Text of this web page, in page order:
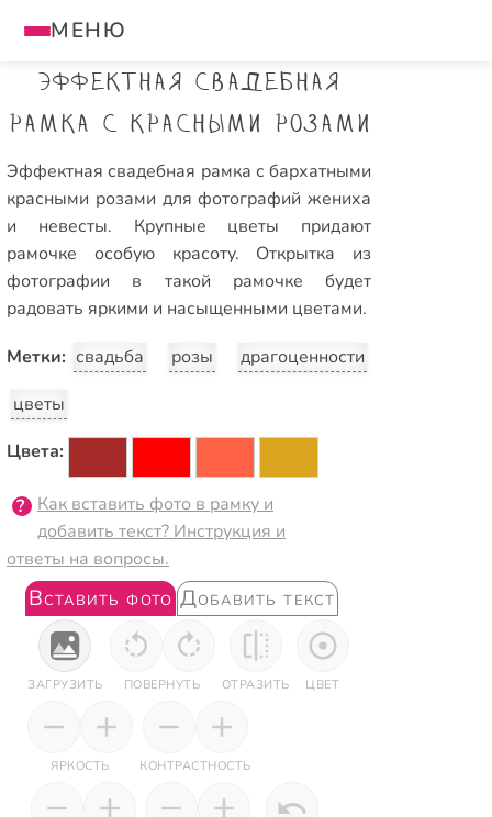
МЕНЮ
Эффектная свадебная
рамка с красными розами
Эффектная свадебная рамка с бархатными
красными розами для фотографий жениха
и невесты. Крупные цветы придают
рамочке особую красоту. Открытка из
фотографии в такой рамочке будет
радовать яркими и насыщенными цветами.
Метки: свадьба розы
драгоценности
цветы
Цвета:
Как вставить фото в рамку и
добавить текст? Инструкция и
ответы на вопросы.
Вставить фото Добавить текст
ЗАГРУЗИТЬ ПОВЕРНУТЬ ОТРАЗИТЬ ЦВЕТ
ЯРКОСТЬ КОНТРАСТНОСТЬ